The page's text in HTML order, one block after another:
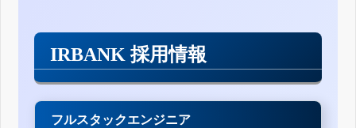
IRBANK 採用情報
フルスタックエンジニア